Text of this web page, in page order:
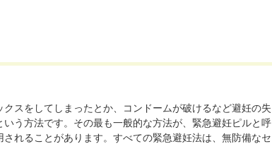
スをしてしまったとか、コンドームが破けるなど避妊の失
う方法です。その最も一般的な方法が、緊急避妊ピルと呼
れることがあります。すべての緊急避妊法は、無防備なセ